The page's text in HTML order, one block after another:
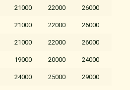
21000 22000 26000
21000 22000 26000
21000 22000 26000
19000 20000 24000
24000 25000 29000